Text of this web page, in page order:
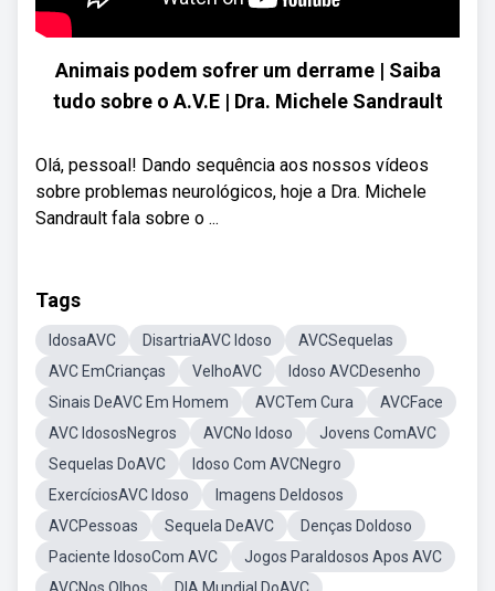
Animais podem sofrer um derrame | Saiba
tudo sobre o A.V.E | Dra. Michele Sandrault
Olá, pessoal! Dando sequência aos nossos vídeos
sobre problemas neurológicos, hoje a Dra. Michele
Sandrault fala sobre o ...
Tags
IdosaAVC DisartriaAVC Idoso
AVCSequelas
AVC EmCrianças
VelhoAVC
Idoso AVCDesenho
Sinais DeAVC Em Homem
AVCTem Cura
AVCFace
AVC IdososNegros
AVCNo Idoso
Jovens ComAVC
Sequelas DoAVC
Idoso Com AVCNegro
ExercíciosAVC Idoso
Imagens DeIdosos
AVCPessoas
Sequela DeAVC
Denças DoIdoso
Paciente IdosoCom AVC
Jogos ParaIdosos Apos AVC